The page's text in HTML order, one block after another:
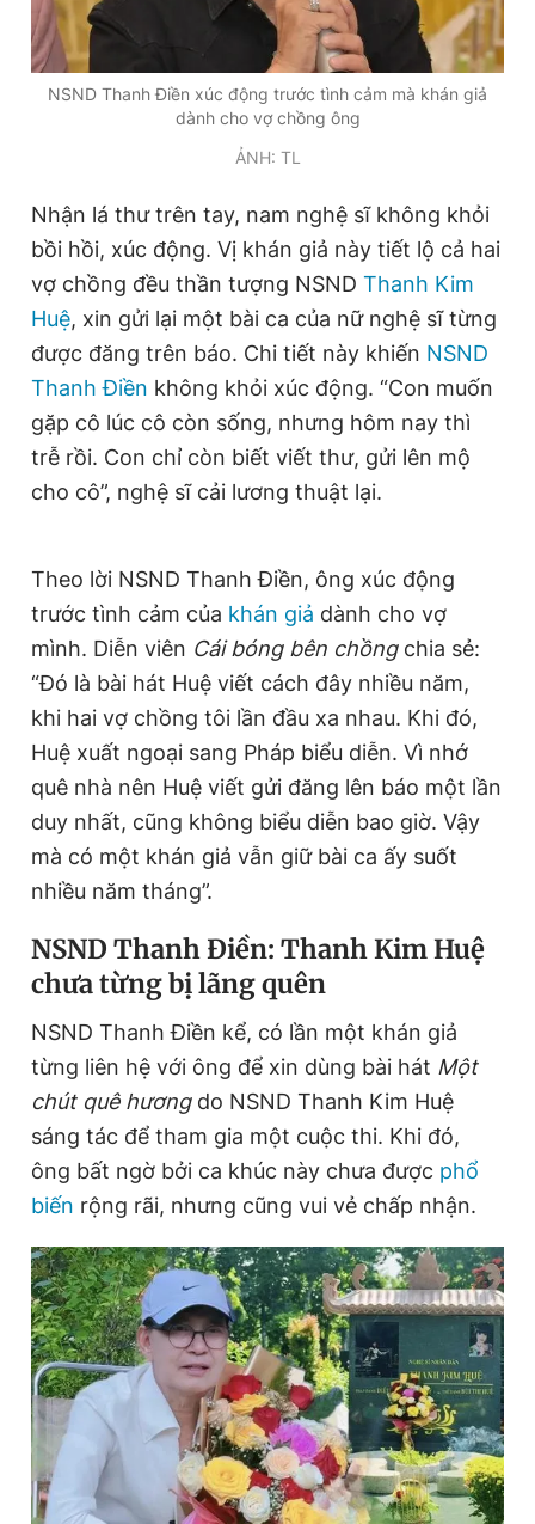
Đọc Thanh Niên trên điện thoại
Hotline
0906 645 777
Liên hệ quảng cáo
0908 780 404
Đặt báo Quảng cáo RSS Tòa soạn Chính sách bảo
Tổng biên tập: Nguyễn Ngọc Toàn
Phó tổng biên tập thường trực: Hải Thành
Phó tổng biên tập: Lâm Hiếu Dũng
Phó tổng biên tập: Trần Việt Hưng
Tổng thư ký tòa soạn: Đức Trung
Giấy phép xuất bản số 110/GP - BTTTT cấp ngày 24.3.2020
© 2003-2026 Bản quyền thuộc về Báo Thanh Niên. Cấm sao
NSND Thanh Điền xúc động trước tình cảm mà khán giả
dành cho vợ chồng ông
ẢNH: TL
Nhận lá thư trên tay, nam nghệ sĩ không khỏi
bồi hồi, xúc động. Vị khán giả này tiết lộ cả hai
vợ chồng đều thần tượng NSND Thanh Kim
Huệ, xin gửi lại một bài ca của nữ nghệ sĩ từng
được đăng trên báo. Chi tiết này khiến NSND
Thanh Điền không khỏi xúc động. “Con muốn
gặp cô lúc cô còn sống, nhưng hôm nay thì
trễ rồi. Con chỉ còn biết viết thư, gửi lên mộ
cho cô”, nghệ sĩ cải lương thuật lại.
Theo lời NSND Thanh Điền, ông xúc động
trước tình cảm của khán giả dành cho vợ
mình. Diễn viên Cái bóng bên chồngchia sẻ:
“Đó là bài hát Huệ viết cách đây nhiều năm,
khi hai vợ chồng tôi lần đầu xa nhau. Khi đó,
Huệ xuất ngoại sang Pháp biểu diễn. Vì nhớ
quê nhà nên Huệ viết gửi đăng lên báo một lần
duy nhất, cũng không biểu diễn bao giờ. Vậy
mà có một khán giả vẫn giữ bài ca ấy suốt
nhiều năm tháng”.
NSND Thanh Điền: Thanh Kim Huệ
chưa từng bị lãng quên
NSND Thanh Điền kể, có lần một khán giả
từng liên hệ với ông để xin dùng bài hát Một
chút quê hươngdo NSND Thanh Kim Huệ
sáng tác để tham gia một cuộc thi. Khi đó,
ông bất ngờ bởi ca khúc này chưa được phổ
biến rộng rãi, nhưng cũng vui vẻ chấp nhận.